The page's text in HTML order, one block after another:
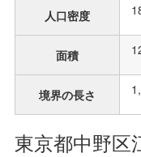
人口密度
面積
境界の長さ
東京都中野区